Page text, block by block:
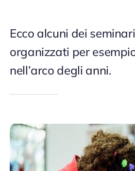
Ecco alcuni dei
organizzati per
nell’arco degli anni.